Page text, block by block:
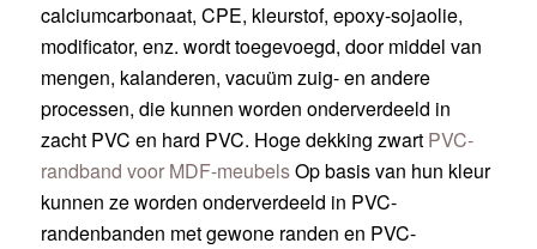
calciumcarbonaat, CPE, kleurstof, epoxy-sojaolie,
modificator, enz. wordt toegevoegd, door middel van
mengen, kalanderen, vacuüm zuig- en andere
processen, die kunnen worden onderverdeeld in
zacht PVC en hard PVC. Hoge dekking zwart PVC-
randband voor MDF-meubelsOp basis van hun kleur
kunnen ze worden onderverdeeld in PVC-
randenbanden met gewone randen en PVC-